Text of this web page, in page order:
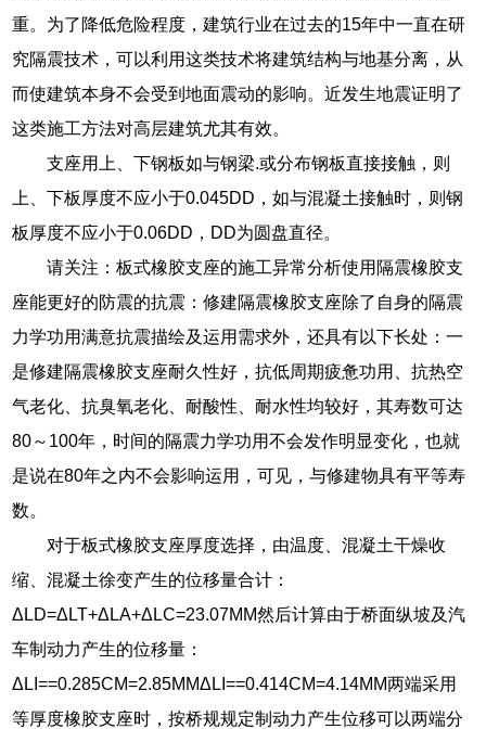
重。为了降低危险程度，建筑行业在过去的15年中一直在研
究隔震技术，可以利用这类技术将建筑结构与地基分离，从
而使建筑本身不会受到地面震动的影响。近发生地震证明了
这类施工方法对高层建筑尤其有效。
支座用上、下钢板如与钢梁.或分布钢板直接接触，则
上、下板厚度不应小于0.045DD，如与混凝土接触时，则钢
板厚度不应小于0.06DD，DD为圆盘直径。
请关注：板式橡胶支座的施工异常分析使用隔震橡胶支
座能更好的防震的抗震：修建隔震橡胶支座除了自身的隔震
力学功用满意抗震描绘及运用需求外，还具有以下长处：一
是修建隔震橡胶支座耐久性好，抗低周期疲惫功用、抗热空
气老化、抗臭氧老化、耐酸性、耐水性均较好，其寿数可达
80～100年，时间的隔震力学功用不会发作明显变化，也就
是说在80年之内不会影响运用，可见，与修建物具有平等寿
数。
对于板式橡胶支座厚度选择，由温度、混凝土干燥收
缩、混凝土徐变产生的位移量合计：
ΔLD=ΔLT+ΔLA+ΔLC=23.07MM然后计算由于桥面纵坡及汽
车制动力产生的位移量：
ΔLI==0.285CM=2.85MMΔLI==0.414CM=4.14MM两端采用
等厚度橡胶支座时，按桥规规定制动力产生位移可以两端分